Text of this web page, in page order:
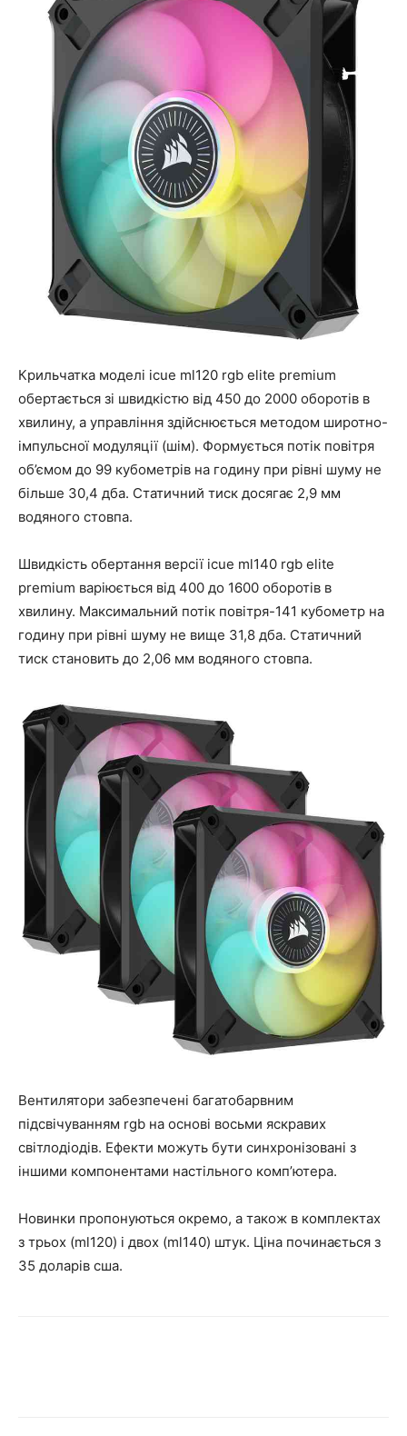
Крильчатка моделі icue ml120 rgb elite premium
обертається зі швидкістю від 450 до 2000 оборотів в
хвилину, а управління здійснюється методом широтно-
імпульсної модуляції (шім). Формується потік повітря
об’ємом до 99 кубометрів на годину при рівні шуму не
більше 30,4 дба. Статичний тиск досягає 2,9 мм
водяного стовпа.
Швидкість обертання версії icue ml140 rgb elite
premium варіюється від 400 до 1600 оборотів в
хвилину. Максимальний потік повітря-141 кубометр на
годину при рівні шуму не вище 31,8 дба. Статичний
тиск становить до 2,06 мм водяного стовпа.
Вентилятори забезпечені багатобарвним
підсвічуванням rgb на основі восьми яскравих
світлодіодів. Ефекти можуть бути синхронізовані з
іншими компонентами настільного комп’ютера.
Новинки пропонуються окремо, а також в комплектах
з трьох (ml120) і двох (ml140) штук. Ціна починається з
35 доларів сша.